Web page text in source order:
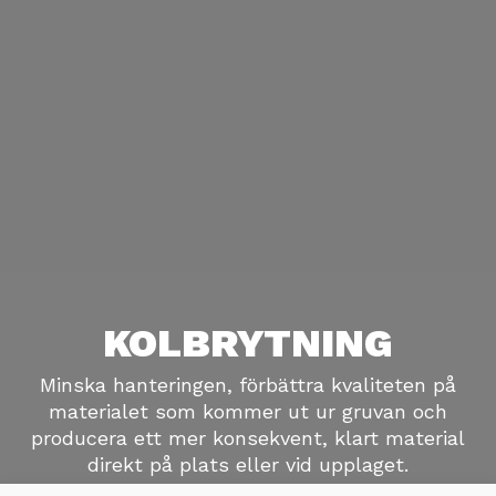
KOLBRYTNING
Minska hanteringen, förbättra kvaliteten på
materialet som kommer ut ur gruvan och
producera ett mer konsekvent, klart material
direkt på plats eller vid upplaget.